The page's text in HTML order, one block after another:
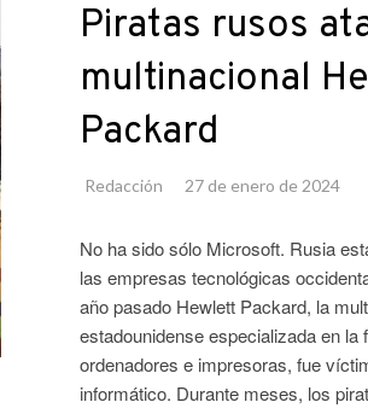
Piratas rusos
multinacional
Packard
Redacción 27 de enero de 2024
No ha sido sólo Microsoft. Rusia
las empresas tecnológicas
año pasado Hewlett Packard, la
estadounidense especializada en la
ordenadores e impresoras, fue
informático. Durante meses, los